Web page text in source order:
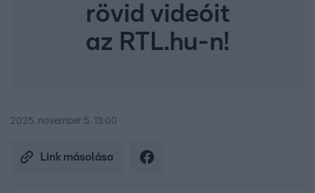
rövid videóit
az RTL.hu-n!
2025. november 5. 13:00
Link másolása